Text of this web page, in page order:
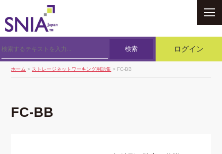
検索 ログイン
ホーム > ストレージネットワーキング用語集 > FC-BB
FC-BB